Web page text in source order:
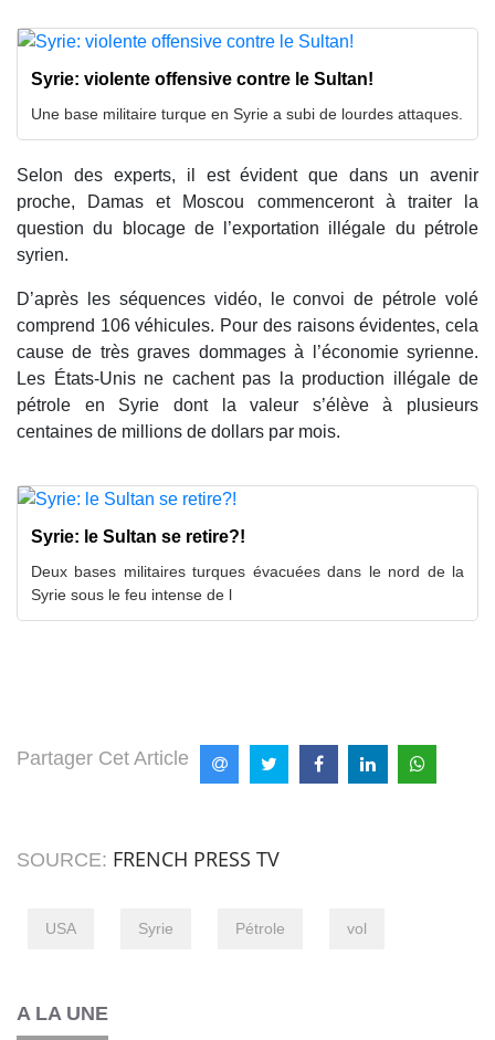
Syrie: violente offensive contre le Sultan!
Une base militaire turque en Syrie a subi de lourdes attaques.
Selon des experts, il est évident que dans un avenir
proche, Damas et Moscou commenceront à traiter la
question du blocage de l’exportation illégale du pétrole
syrien.
D’après les séquences vidéo, le convoi de pétrole volé
comprend 106 véhicules. Pour des raisons évidentes, cela
cause de très graves dommages à l’économie syrienne.
Les États-Unis ne cachent pas la production illégale de
pétrole en Syrie dont la valeur s’élève à plusieurs
centaines de millions de dollars par mois.
Syrie: le Sultan se retire?!
Deux bases militaires turques évacuées dans le nord de la
Syrie sous le feu intense de l
Partager Cet Article
SOURCE: FRENCH PRESS TV
USA Syrie Pétrole vol
A LA UNE